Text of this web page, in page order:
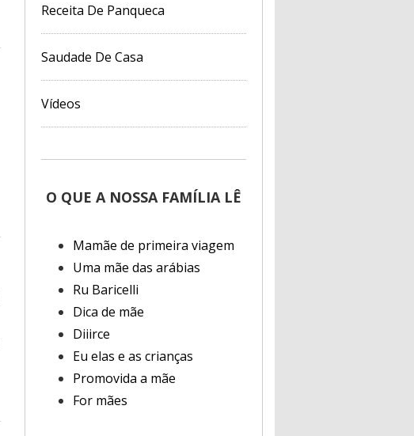
Receita De Panqueca
Saudade De Casa
Vídeos
O QUE A NOSSA FAMÍLIA LÊ
Mamãe de primeira viagem
Uma mãe das arábias
Ru Baricelli
Dica de mãe
Diiirce
Eu elas e as crianças
Promovida a mãe
For mães